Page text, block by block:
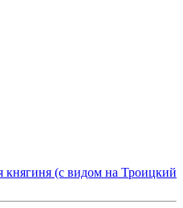
княгиня (с видом на Троицкий